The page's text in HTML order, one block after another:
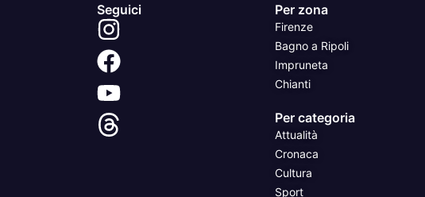
Seguici Per zona
Firenze
Bagno a Ripoli
Impruneta
Chianti
Per categoria
Attualità
Cronaca
Cultura
Sport